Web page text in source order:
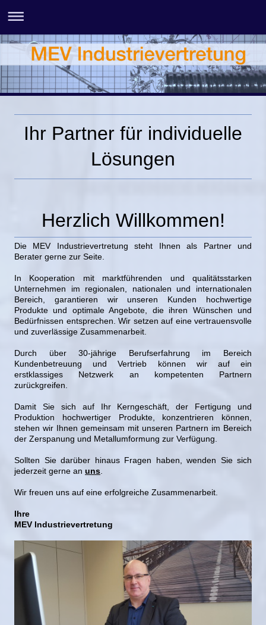
Ihr Partner für individuelle
Lösungen
Herzlich Willkommen!
Die MEV Industrievertretung steht Ihnen als Partner und
Berater gerne zur Seite.
In Kooperation mit marktführenden und qualitätsstarken
Unternehmen im regionalen, nationalen und internationalen
Bereich, garantieren wir unseren Kunden hochwertige
Produkte und optimale Angebote, die ihren Wünschen und
Bedürfnissen entsprechen. Wir setzen auf eine vertrauensvolle
und zuverlässige Zusammenarbeit.
Durch über 30-jährige Berufserfahrung im Bereich
Kundenbetreuung und Vertrieb können wir auf ein
erstklassiges Netzwerk an kompetenten Partnern
zurückgreifen.
Damit Sie sich auf Ihr Kerngeschäft, der Fertigung und
Produktion hochwertiger Produkte, konzentrieren können,
stehen wir Ihnen gemeinsam mit unseren Partnern im Bereich
der Zerspanung und Metallumformung zur Verfügung.
Sollten Sie darüber hinaus Fragen haben, wenden Sie sich
jederzeit gerne an uns
Wir freuen uns auf eine erfolgreiche Zusammenarbeit.
Ihre
MEV Industrievertretung